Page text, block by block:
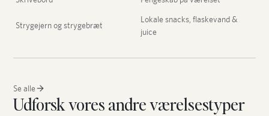
Strygejern og strygebræt
Lokale snacks, flaskevand &
juice
Udforsk vores andre værelsestyper
Se alle